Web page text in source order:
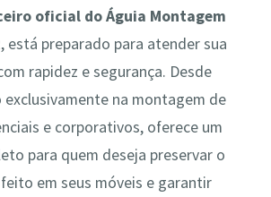
oficial do Águia Montagem
, está preparado para atender sua
rapidez e segurança. Desde
exclusivamente na montagem de
e corporativos, oferece um
para quem deseja preservar o
em seus móveis e garantir